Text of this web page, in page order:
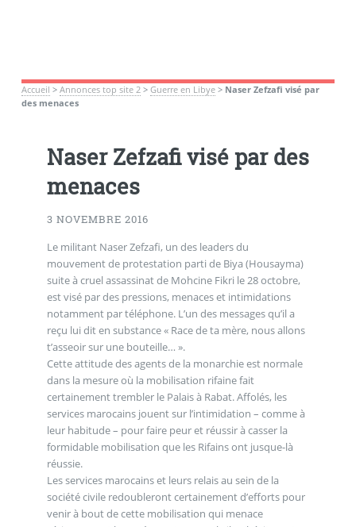
Accueil > Annonces top site 2> Guerre en Libye> Naser Zefzafi visé par
des menaces
Naser Zefzafi visé par des
menaces
3 NOVEMBRE 2016
Le militant Naser Zefzafi, un des leaders du
mouvement de protestation parti de Biya (Housayma)
suite à cruel assassinat de Mohcine Fikri le 28 octobre,
est visé par des pressions, menaces et intimidations
notamment par téléphone. L’un des messages qu’il a
reçu lui dit en substance « Race de ta mère, nous allons
t’asseoir sur une bouteille… ».
Cette attitude des agents de la monarchie est normale
dans la mesure où la mobilisation rifaine fait
certainement trembler le Palais à Rabat. Affolés, les
services marocains jouent sur l’intimidation – comme à
leur habitude – pour faire peur et réussir à casser la
formidable mobilisation que les Rifains ont jusque-là
réussie.
Les services marocains et leurs relais au sein de la
société civile redoubleront certainement d’efforts pour
venir à bout de cette mobilisation qui menace